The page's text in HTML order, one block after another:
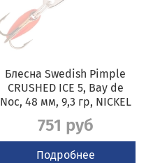
Блесна Swedish Pimple
CRUSHED ICE 5, Bay de
Noc, 48 мм, 9,3 гр, NICKEL
751 руб
Подробнее